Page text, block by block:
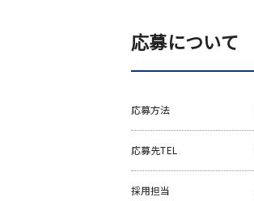
応募について
応募方法
応募先TEL
採用担当